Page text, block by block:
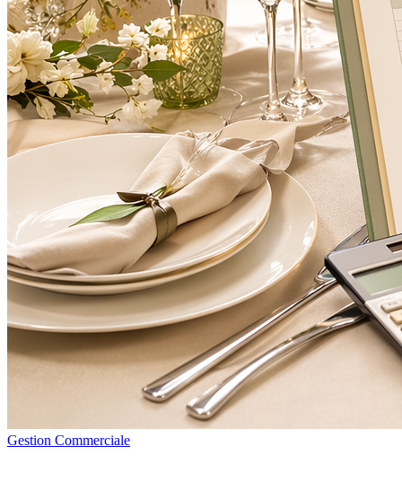
Gestion Commerciale